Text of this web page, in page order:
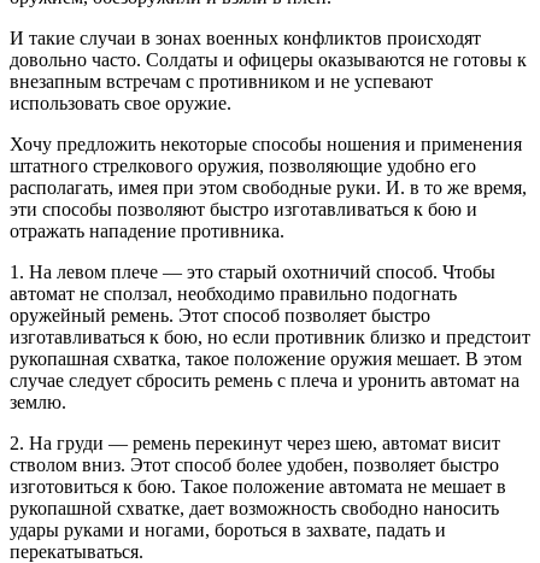
И такие случаи в зонах военных конфликтов происходят
довольно часто. Солдаты и офицеры оказываются не готовы к
внезапным встречам с противником и не успевают
использовать свое оружие.
Хочу предложить некоторые способы ношения и применения
штатного стрелкового оружия, позволяющие удобно его
располагать, имея при этом свободные руки. И. в то же время,
эти способы позволяют быстро изготавливаться к бою и
отражать нападение противника.
1. На левом плече — это старый охотничий способ. Чтобы
автомат не сползал, необходимо правильно подогнать
оружейный ремень. Этот способ позволяет быстро
изготавливаться к бою, но если противник близко и предстоит
рукопашная схватка, такое положение оружия мешает. В этом
случае следует сбросить ремень с плеча и уронить автомат на
землю.
2. На груди — ремень перекинут через шею, автомат висит
стволом вниз. Этот способ более удобен, позволяет быстро
изготовиться к бою. Такое положение автомата не мешает в
рукопашной схватке, дает возможность свободно наносить
удары руками и ногами, бороться в захвате, падать и
перекатываться.